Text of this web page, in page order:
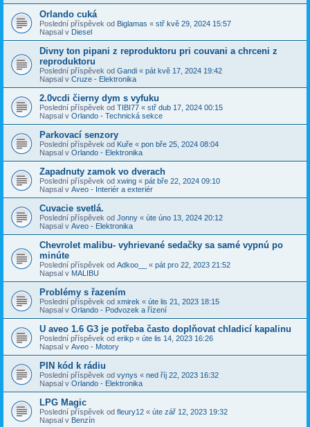
Orlando cuká
Poslední příspěvek od Biglamas « stř kvě 29, 2024 15:57
Napsal v Diesel
Divny ton pipani z reproduktoru pri couvani a chrceni z
reproduktoru
Poslední příspěvek od Gandi « pát kvě 17, 2024 19:42
Napsal v Cruze - Elektronika
2.0vcdi čierny dym s vyfuku
Poslední příspěvek od TIBI77 « stř dub 17, 2024 00:15
Napsal v Orlando - Technická sekce
Parkovací senzory
Poslední příspěvek od Kuře « pon bře 25, 2024 08:04
Napsal v Orlando - Elektronika
Zapadnuty zamok vo dverach
Poslední příspěvek od xwing « pát bře 22, 2024 09:10
Napsal v Aveo - Interiér a exteriér
Cuvacie svetlá.
Poslední příspěvek od Jonny « úte úno 13, 2024 20:12
Napsal v Aveo - Elektronika
Chevrolet malibu- vyhrievané sedačky sa samé vypnú po
minúte
Poslední příspěvek od Adkoo__ « pát pro 22, 2023 21:52
Napsal v MALIBU
Problémy s řazením
Poslední příspěvek od xmirek « úte lis 21, 2023 18:15
Napsal v Orlando - Podvozek a řízení
U aveo 1.6 G3 je potřeba často doplňovat chladicí kapalinu
Poslední příspěvek od erikp « úte lis 14, 2023 16:26
Napsal v Aveo - Motory
PIN kód k rádiu
Poslední příspěvek od vynys « ned říj 22, 2023 16:32
Napsal v Orlando - Elektronika
LPG Magic
Poslední příspěvek od fleury12 « úte zář 12, 2023 19:32
Napsal v Benzín